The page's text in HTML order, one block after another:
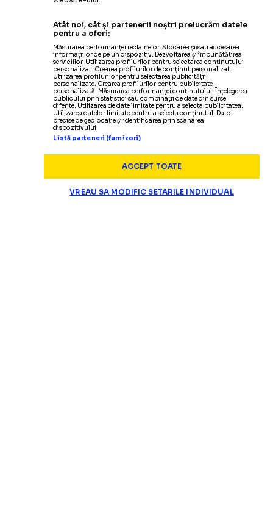
Atât noi, cât și partenerii noștri prelucrăm datele
pentru a oferi:
Măsurarea performanței reclamelor. Stocarea și/sau accesarea
informațiilor de pe un dispozitiv. Dezvoltarea și îmbunătățirea
serviciilor. Utilizarea profilurilor pentru selectarea conținutului
personalizat. Crearea profilurilor de conținut personalizat.
Utilizarea profilurilor pentru selectarea publicității
personalizate. Crearea profilurilor pentru publicitate
personalizată. Măsurarea performanței conținutului. Înțelegerea
publicului prin statistici sau combinații de date din surse
diferite. Utilizarea de date limitate pentru a selecta publicitatea.
Utilizarea datelor limitate pentru a selecta conținutul. Date
precise de geolocație și identificarea prin scanarea
dispozitivului.
Listă parteneri (furnizori)
ACCEPT TOATE
VREAU SA MODIFIC SETARILE INDIVIDUAL